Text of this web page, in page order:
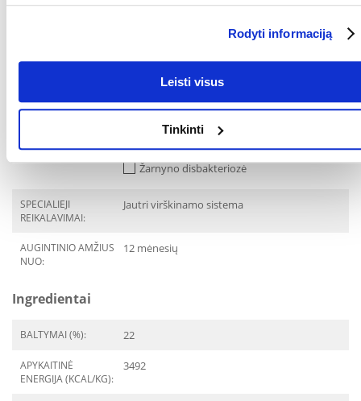
Rodyti informaciją
Leisti visus
Tinkinti
Skrandžio ar
Ūminis pankreatitas
Vėmimas
Viduriavimas
Virškinamojo trakto
gydymas
Virškinimo sutrukimai
Žarnyno disbakteriozė
SPECIALIEJI
REIKALAVIMAI:
Jautri virškinamo sistema
AUGINTINIO AMŽIUS
NUO:
12 mėnesių
Ingredientai
BALTYMAI (%): 22
APYKAITINĖ
ENERGIJA (KCAL/KG):
3492